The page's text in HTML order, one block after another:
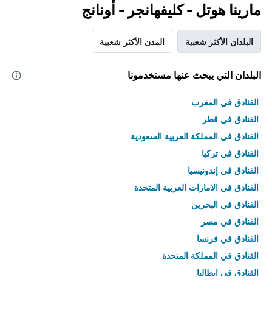
مارينا هوتل - كليفهانجر - أونانج
البلدان الأكثر شعبية المدن الأكثر شعبية
البلدان التي يبحث عنها مستخدمونا
الفنادق في المغرب
الفنادق في قطر
الفنادق في المملكة العربية السعودية
الفنادق في تركيا
الفنادق في إندونيسيا
الفنادق في الامارات العربية المتحدة
الفنادق في البحرين
الفنادق في مصر
الفنادق في فرنسا
الفنادق في المملكة المتحدة
الفنادق في إيطاليا